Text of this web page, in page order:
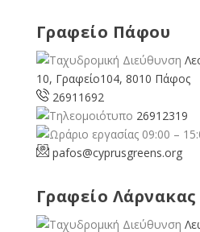
Γραφείο Πάφου
10, Γραφείο104, 8010 Πάφος
26911692
26912319
09:00 –
pafos@cyprusgreens.org
Γραφείο Λάρνακας